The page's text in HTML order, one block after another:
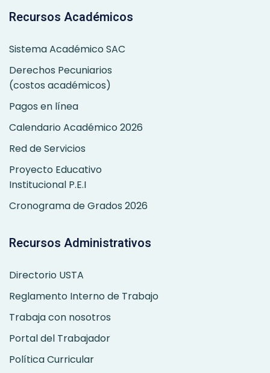
Recursos Académicos
Sistema Académico SAC
Derechos Pecuniarios
(costos académicos)
Pagos en línea
Calendario Académico 2026
Red de Servicios
Proyecto Educativo
Institucional P.E.I
Cronograma de Grados 2026
Recursos Administrativos
Directorio USTA
Reglamento Interno de Trabajo
Trabaja con nosotros
Portal del Trabajador
Política Curricular